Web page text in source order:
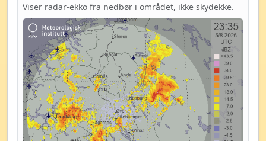
Viser radar-ekko fra nedbør i området, ikke skydekke.